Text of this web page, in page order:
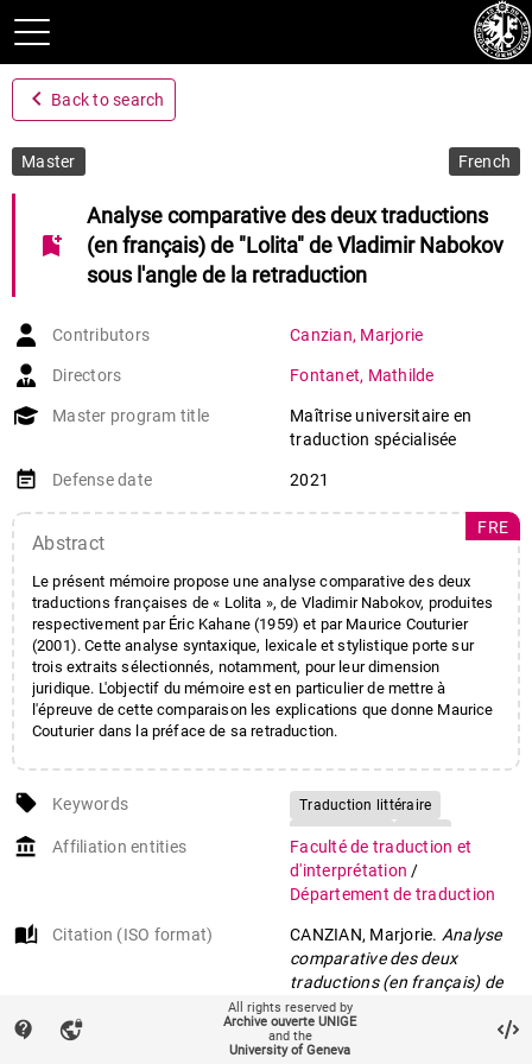
navigate_before Back to search
Master French
bookmark_add
Analyse comparative des deux traductions
(en français) de "Lolita" de Vladimir Nabokov
sous l'angle de la retraduction
Contributors Canzian, Marjorie
Directors Fontanet, Mathilde
Master program title
Maîtrise universitaire en
traduction spécialisée
event_note Defense date 2021
Abstract
Le présent mémoire propose une analyse comparative des deux
traductions françaises de « Lolita », de Vladimir Nabokov, produites
respectivement par Éric Kahane (1959) et par Maurice Couturier
(2001). Cette analyse syntaxique, lexicale et stylistique porte sur
trois extraits sélectionnés, notamment, pour leur dimension
juridique. L'objectif du mémoire est en particulier de mettre à
l'épreuve de cette comparaison les explications que donne Maurice
Couturier dans la préface de sa retraduction.
FRE
local_offer Keywords
Traduction littéraire
Nabokov
Critique des traductions
account_balance Affiliation entities
Faculté de traduction et
d'interprétation /
Département de traduction
auto_stories Citation (ISO format) CANZIAN, Marjorie. Analyse
comparative des deux
traductions (en français) de
‘Lolita’ de Vladimir Nabokov
sous l’angle de la
retraduction
contact_support vpn_lock
All rights reserved by
Archive ouverte UNIGE
and the
University of Geneva